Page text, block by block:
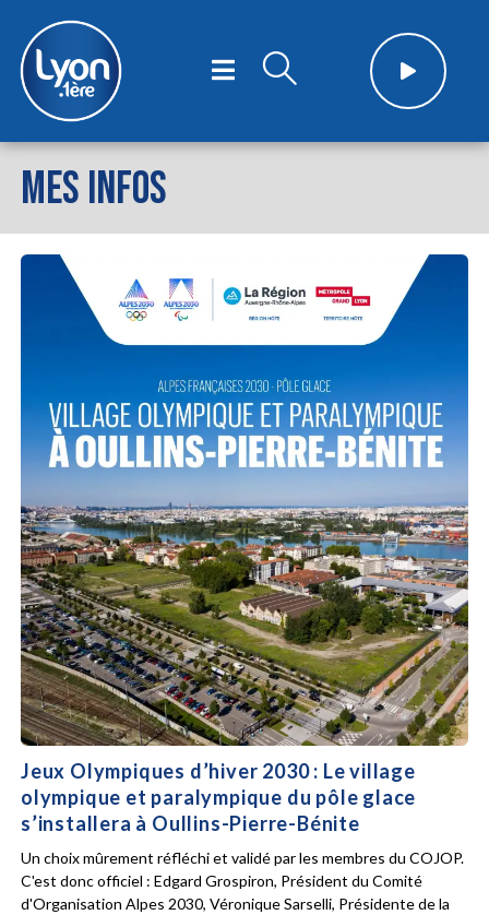
MES INFOS
Jeux Olympiques d’hiver 2030 : Le village
olympique et paralympique du pôle glace
s’installera à Oullins-Pierre-Bénite
Un choix mûrement réfléchi et validé par les membres du COJOP.
C'est donc officiel : Edgard Grospiron, Président du Comité
d'Organisation Alpes 2030, Véronique Sarselli, Présidente de la